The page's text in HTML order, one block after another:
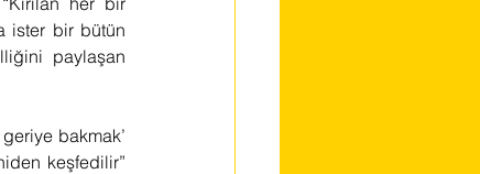
ister bir bütün
paylaşan
bakmak’
keşfedilir”